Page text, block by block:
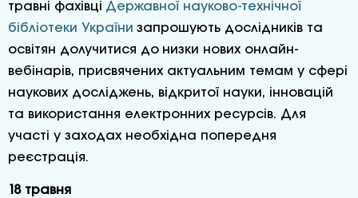
травні фахівці Державної науково-технічної
бібліотеки України запрошують дослідників та
освітян долучитися до низки нових онлайн-
вебінарів, присвячених актуальним темам у сфері
наукових досліджень, відкритої науки, інновацій
та використання електронних ресурсів. Для
участі у заходах необхідна попередня
реєстрація.
18 травня